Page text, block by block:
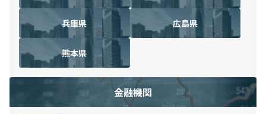
兵庫県 広島県
熊本県
金融機関